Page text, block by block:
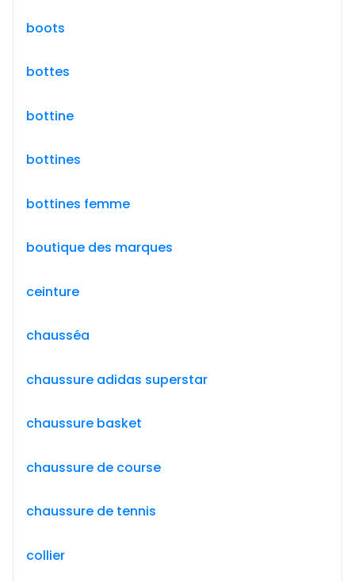
boots
bottes
bottine
bottines
bottines femme
boutique des marques
ceinture
chausséa
chaussure adidas superstar
chaussure basket
chaussure de course
chaussure de tennis
collier